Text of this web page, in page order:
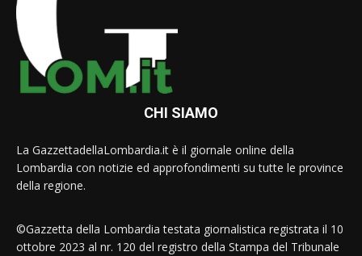
CHI SIAMO
La GazzettadellaLombardia.it è il giornale online della
Lombardia con notizie ed approfondimenti su tutte le province
della regione.
©Gazzetta della Lombardia testata giornalistica registrata il 10
ottobre 2023 al nr. 120 del registro della Stampa del Tribunale